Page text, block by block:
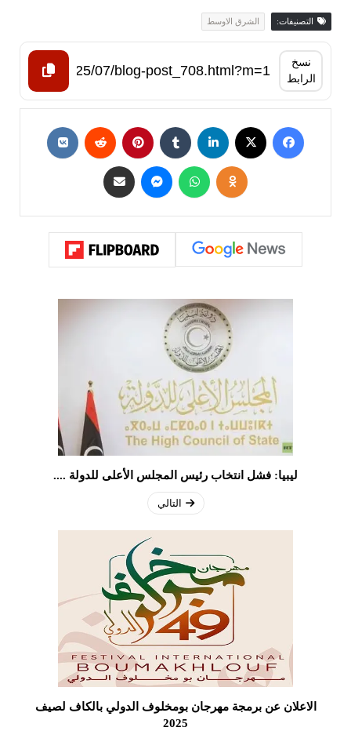
التصنيفات: الشرق الاوسط
نسخ
الرابط
ليبيا: فشل انتخاب رئيس المجلس الأعلى للدولة ....
التالي
الاعلان عن برمجة مهرجان بومخلوف الدولي بالكاف لصيف
2025